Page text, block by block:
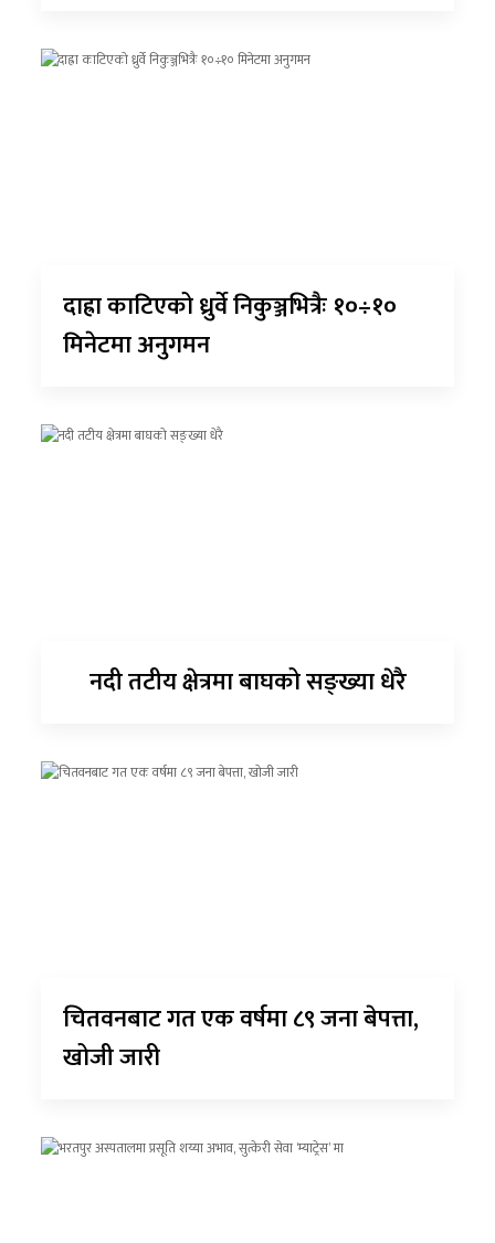
दाह्रा काटिएको ध्रुर्वे निकुञ्जभित्रैः १०÷१०
मिनेटमा अनुगमन
नदी तटीय क्षेत्रमा बाघको सङ्ख्या धेरै
चितवनबाट गत एक वर्षमा ८९ जना बेपत्ता,
खोजी जारी